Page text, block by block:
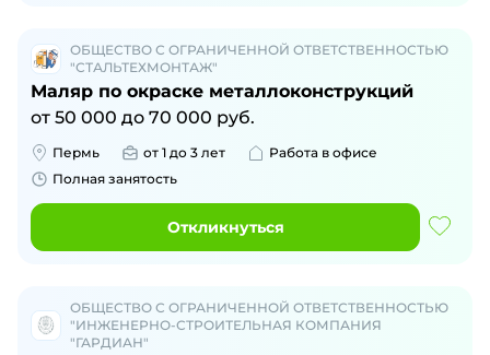
ОБЩЕСТВО С ОГРАНИЧЕННОЙ ОТВЕТСТВЕННОСТЬЮ
"СТАЛЬТЕХМОНТАЖ"
Маляр по окраске металлоконструкций
от 50 000 до 70 000 руб.
Пермь от 1 до 3 лет
Работа в офисе
Полная занятость
Откликнуться
ОБЩЕСТВО С ОГРАНИЧЕННОЙ ОТВЕТСТВЕННОСТЬЮ
"ИНЖЕНЕРНО-СТРОИТЕЛЬНАЯ КОМПАНИЯ
"ГАРДИАН"